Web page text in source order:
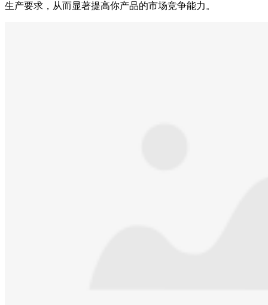
生产要求，从而显著提高你产品的市场竞争能力。